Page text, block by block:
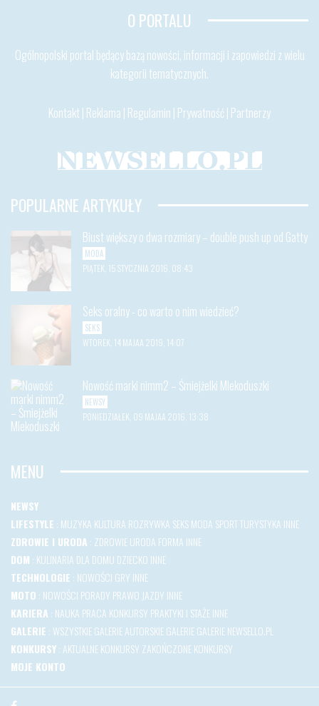
O PORTALU
Ogólnopolski portal będący bazą nowości, informacji i zapowiedzi z wielu
kategorii tematycznych.
Kontakt | Reklama | Regulamin | Prywatność| Partnerzy
POPULARNE ARTYKUŁY
Biust większy o dwa rozmiary – double push up od Gatty
MODA
PIĄTEK, 15 STYCZNIA 2016, 08:43
Seks oralny - co warto o nim wiedzieć?
SEKS
WTOREK, 14 MAJAA 2019, 14:07
Nowość marki nimm2 – Śmiejżelki Mlekoduszki
NEWSY
PONIEDZIAŁEK, 09 MAJAA 2016, 13:38
MENU
NEWSY
LIFESTYLE : MUZYKA KULTURA ROZRYWKA SEKSMODA SPORTTURYSTYKA INNE
ZDROWIE I URODA : ZDROWIEURODA FORMA INNE
DOM : KULINARIA DLA DOMU DZIECKO INNE
TECHNOLOGIE : NOWOŚCI GRY INNE
MOTO : NOWOŚCI PORADY PRAWO JAZDY INNE
KARIERA : NAUKA PRACA KONKURSY PRAKTYKI I STAŻEINNE
GALERIE : WSZYSTKIE GALERIEAUTORSKIE GALERIEGALERIE NEWSELLO.PL
KONKURSY: AKTUALNE KONKURSY ZAKOŃCZONE KONKURSY
MOJE KONTO